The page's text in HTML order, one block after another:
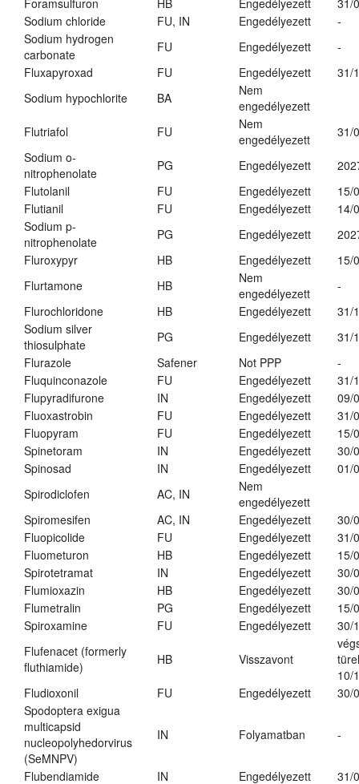
Foramsulfuron HB Engedélyezett
31/
Sodium chloride
FU, IN Engedélyezett
-
Sodium hydrogen
carbonate
FU Engedélyezett
-
Fluxapyroxad
FU Engedélyezett
31/
Sodium hypochlorite
BA
Nem
engedélyezett
Flutriafol
FU
Nem
engedélyezett
31/
Sodium o-
nitrophenolate
PG Engedélyezett
Flutolanil
FU Engedélyezett
15/
Flutianil
FU Engedélyezett
14/
Sodium p-
nitrophenolate
PG Engedélyezett
Fluroxypyr
HB Engedélyezett
15/
Flurtamone
HB
Nem
engedélyezett
-
Flurochloridone
HB Engedélyezett
31/
Sodium silver
thiosulphate
PG Engedélyezett
31/
Flurazole
Safener Not PPP
-
Fluquinconazole
FU Engedélyezett
31/
Flupyradifurone
IN Engedélyezett
09/
Fluoxastrobin
FU Engedélyezett
31/
Fluopyram
FU Engedélyezett
15/
Spinetoram
IN Engedélyezett
30/
Spinosad
IN Engedélyezett
01/
Spirodiclofen
AC, IN
Nem
engedélyezett
Spiromesifen
AC, IN Engedélyezett
30/
Fluopicolide
FU Engedélyezett
31/
Fluometuron
HB Engedélyezett
15/
Spirotetramat
IN Engedélyezett
30/
Flumioxazin
HB Engedélyezett
30/
Flumetralin
PG Engedélyezett
15/
Spiroxamine
FU Engedélyezett
30/
Flufenacet (formerly
fluthiamide)
HB Visszavont
10/
Fludioxonil
FU Engedélyezett
30/
Spodoptera exigua
multicapsid
nucleopolyhedorvirus
(SeMNPV)
IN Folyamatban -
Flubendiamide IN Engedélyezett
31/